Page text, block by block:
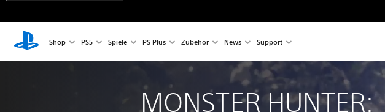
Shop PS5 Spiele PS Plus Zubehör News Support
MONSTER HUNTER: